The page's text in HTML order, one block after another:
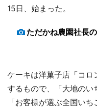
15日、始まった。
ただかね農園社長
ケーキは洋菓子店「コロ
するもので、「大地のい
「お客様が選ぶ全国い